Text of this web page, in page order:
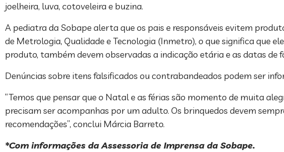
joelheira, luva, cotoveleira e buzina.
A pediatra da Sobape alerta que os pais e responsáveis evitem
de Metrologia, Qualidade e Tecnologia (Inmetro), o que significa que
produto, também devem observadas a indicação etária e as datas de
Denúncias sobre itens falsificados ou contrabandeados podem ser
“Temos que pensar que o Natal e as férias são momento de muita
precisam ser acompanhas por um adulto. Os brinquedos devem
recomendações”, conclui Márcia Barreto.
*Com informações da Assessoria de Imprensa da Sobape.